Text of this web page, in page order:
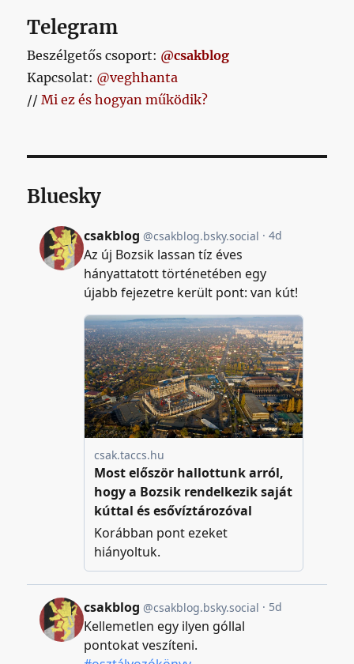
Telegram
Beszélgetős csoport: @csakblog
Kapcsolat: @veghhanta
//Mi ez és hogyan működik?
Bluesky